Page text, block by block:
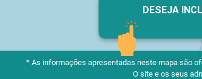
DESEJA
* As informações apresentadas neste mapa são
O site e os seus